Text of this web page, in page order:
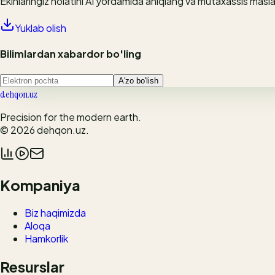
Yuklab olish
Bilimlardan xabardor bo'ling
A'zo bo'lish
dehqon.uz
Precision for the modern earth.
© 2026dehqon.uz.
Kompaniya
Biz haqimizda
Aloqa
Hamkorlik
Resurslar